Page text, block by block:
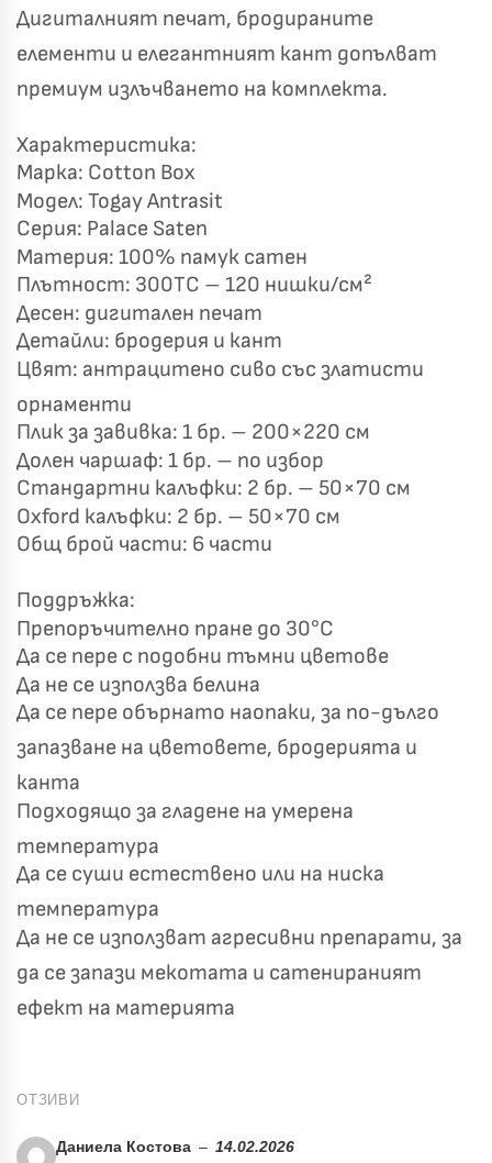
Дигиталният печат, бродираните
елементи и елегантният кант допълват
премиум излъчването на комплекта.
Характеристика:
Марка: Cotton Box
Модел: Togay Antrasit
Серия: Palace Saten
Материя: 100% памук сатен
Плътност: 300TC – 120 нишки/см²
Десен: дигитален печат
Детайли: бродерия и кант
Цвят: антрацитено сиво със златисти
орнаменти
Плик за завивка: 1 бр. – 200×220 см
Долен чаршаф: 1 бр. – по избор
Стандартни калъфки: 2 бр. – 50×70 см
Oxford калъфки: 2 бр. – 50×70 см
Общ брой части: 6 части
Поддръжка:
Препоръчително пране до 30°C
Да се пере с подобни тъмни цветове
Да не се използва белина
Да се пере обърнато наопаки, за по-дълго
запазване на цветовете, бродерията и
канта
Подходящо за гладене на умерена
температура
Да се суши естествено или на ниска
температура
Да не се използват агресивни препарати, за
да се запази мекотата и сатенираният
ефект на материята
ОТЗИВИ
Даниела Костова – 14.02.2026
✦
✦
Хавлиени кърпи – Комплект 2 части – 100% памук
19,00 €
Бяло и Небесносиньо Екрю и Бежово
Светлосиво и Антрацит